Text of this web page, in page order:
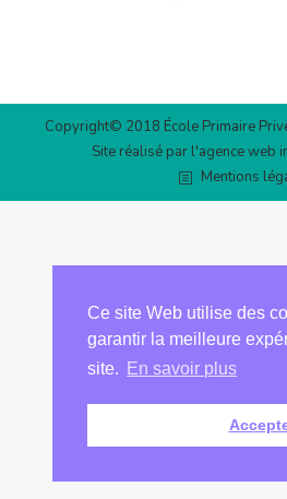
Copyright© 2018 École Primaire
Site réalisé par l'agence web
Mentions
Ce site Web utilise des
garantir la meilleure
site.
En savoir plus